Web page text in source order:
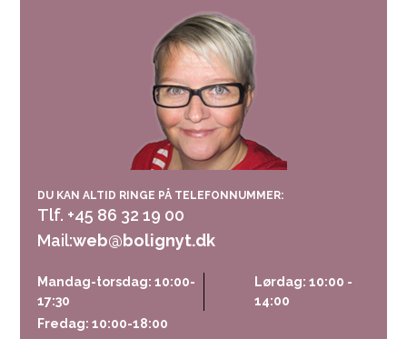
DU KAN ALTID RINGE PÅ TELEFONNUMMER:
Tlf. +45 86 32 19 00
Mail:web@bolignyt.dk
Mandag-torsdag: 10:00-
17:30
Fredag: 10:00-18:00
Lørdag: 10:00 -
14:00